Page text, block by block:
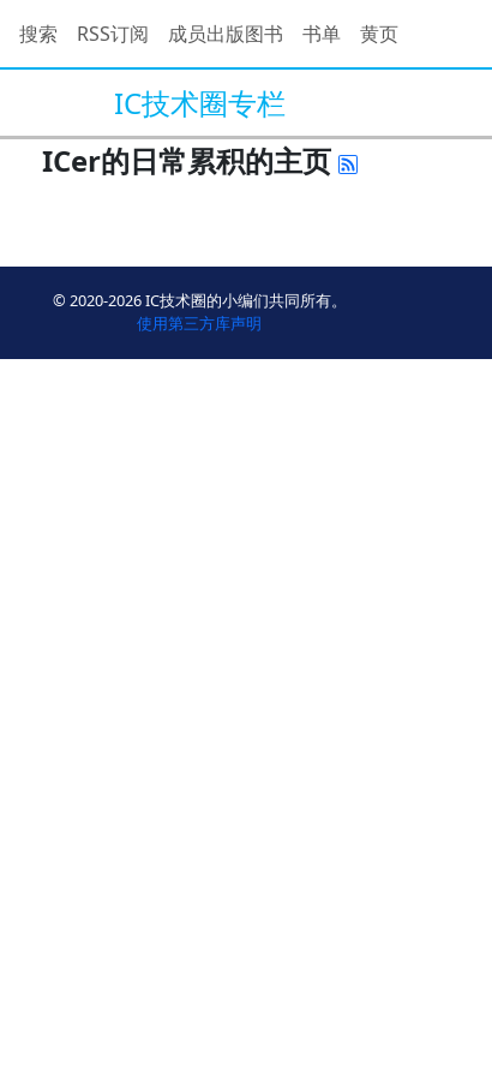
搜索 RSS订阅 成员出版图书 书单 黄页
IC技术圈专栏
ICer的日常累积的主页
© 2020-2026 IC技术圈的小编们共同所有。
使用第三方库声明